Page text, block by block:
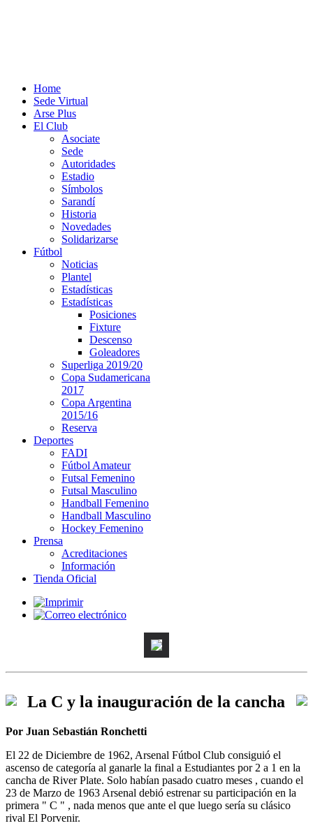
Home
Sede Virtual
Arse Plus
El Club
Asociate
Sede
Autoridades
Estadio
Símbolos
Sarandí
Historia
Novedades
Solidarizarse
Fútbol
Noticias
Plantel
Estadísticas
Estadísticas
Posiciones
Fixture
Descenso
Goleadores
Superliga 2019/20
Copa Sudamericana
2017
Copa Argentina
2015/16
Reserva
Deportes
FADI
Fútbol Amateur
Futsal Femenino
Futsal Masculino
Handball Femenino
Handball Masculino
Hockey Femenino
Prensa
Acreditaciones
Información
Tienda Oficial
La C y la inauguración de la cancha
Por Juan Sebastián Ronchetti
El 22 de Diciembre de 1962, Arsenal Fútbol Club consiguió el
ascenso de categoría al ganarle la final a Estudiantes por 2 a 1 en la
cancha de River Plate. Solo habían pasado cuatro meses , cuando el
23 de Marzo de 1963 Arsenal debió estrenar su participación en la
primera " C " , nada menos que ante el que luego sería su clásico
rival El Porvenir.